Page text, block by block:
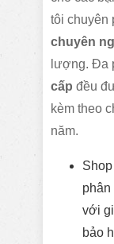
tôi chuyên
chuyên
lượng. Đa
cấp đều
kèm theo
năm.
Shop
phân
với
bảo